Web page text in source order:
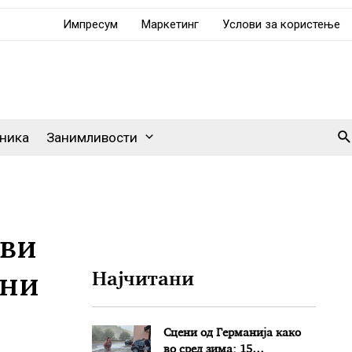
Импресум Маркетинг Услови за користење
Занимливости
Најчитани
Сцени од Германија како
во сред зима: 15